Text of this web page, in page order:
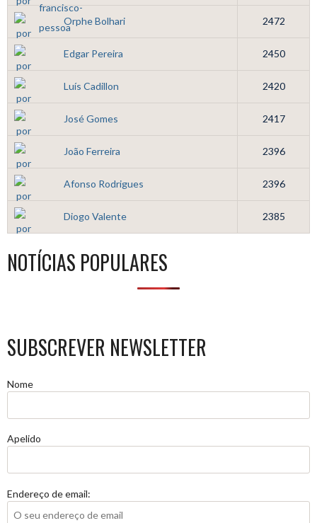
Orphe Bolhari 2472
Edgar Pereira 2450
Luís Cadillon 2420
José Gomes 2417
João Ferreira 2396
Afonso Rodrigues 2396
Diogo Valente 2385
NOTÍCIAS POPULARES
SUBSCREVER NEWSLETTER
Nome
Apelido
Endereço de email: